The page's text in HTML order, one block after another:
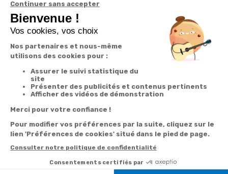
A propos de
nous
Avis Clients
Suivez-nous
Données
personnelles et
cookies
Paramétrer
vente